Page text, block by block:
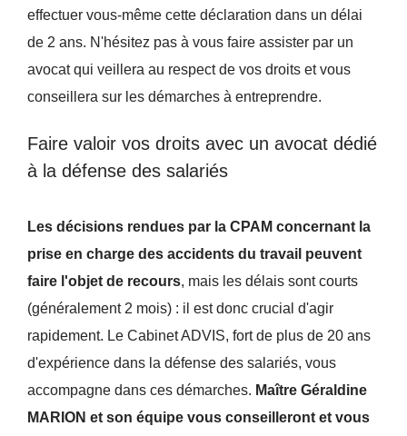
effectuer vous-même cette déclaration dans un délai
de 2 ans. N'hésitez pas à vous faire assister par un
avocat qui veillera au respect de vos droits et vous
conseillera sur les démarches à entreprendre.
Faire valoir vos droits avec un avocat dédié
à la défense des salariés
Les décisions rendues par la CPAM concernant la
prise en charge des accidents du travail peuvent
faire l'objet de recours, mais les délais sont courts
(généralement 2 mois) : il est donc crucial d'agir
rapidement. Le Cabinet ADVIS, fort de plus de 20 ans
d'expérience dans la défense des salariés, vous
accompagne dans ces démarches. Maître Géraldine
MARION et son équipe vous conseilleront et vous